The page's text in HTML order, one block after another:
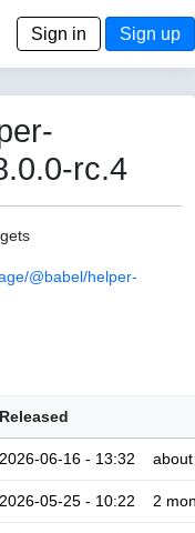
Sign in Sign up
rc.4
@babel/helper-
Released
2026-06-16 - 13:32
2026-05-25 - 10:22 2